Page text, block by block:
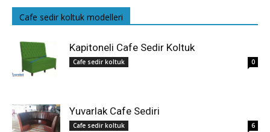
Cafe sedir koltuk modelleri
Kapitoneli Cafe Sedir Koltuk
Cafe sedir koltuk 0
Yuvarlak Cafe Sediri
Cafe sedir koltuk 6